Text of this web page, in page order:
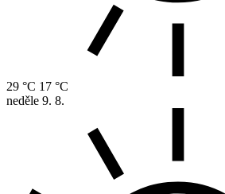
29 °C 17 °C
neděle 9. 8.